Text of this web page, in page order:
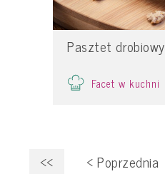
Pasztet drobiowy
Facet w kuchni
<< < Poprzednia